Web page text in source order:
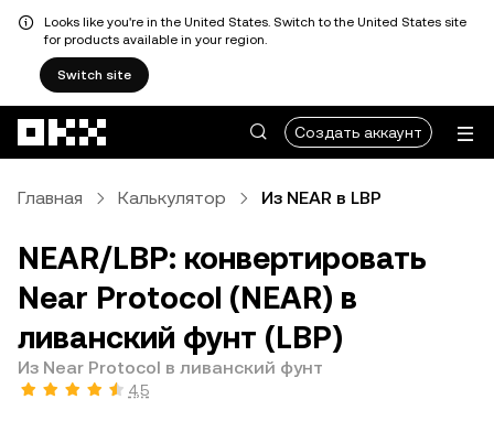
Looks like you're in the United States. Switch to the United States site
for products available in your region.
Switch site
Создать аккаунт
Главная Калькулятор Из NEAR в LBP
NEAR/LBP: конвертировать
Near Protocol (NEAR) в
ливанский фунт (LBP)
Из Near Protocol в ливанский фунт
4,5